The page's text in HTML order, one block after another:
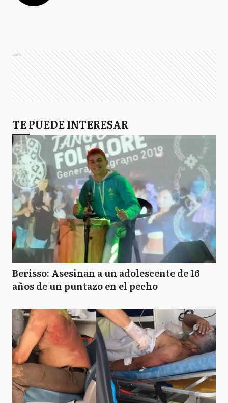
Ads
TE PUEDE INTERESAR
Berisso: Asesinan a un adolescente de 16
años de un puntazo en el pecho